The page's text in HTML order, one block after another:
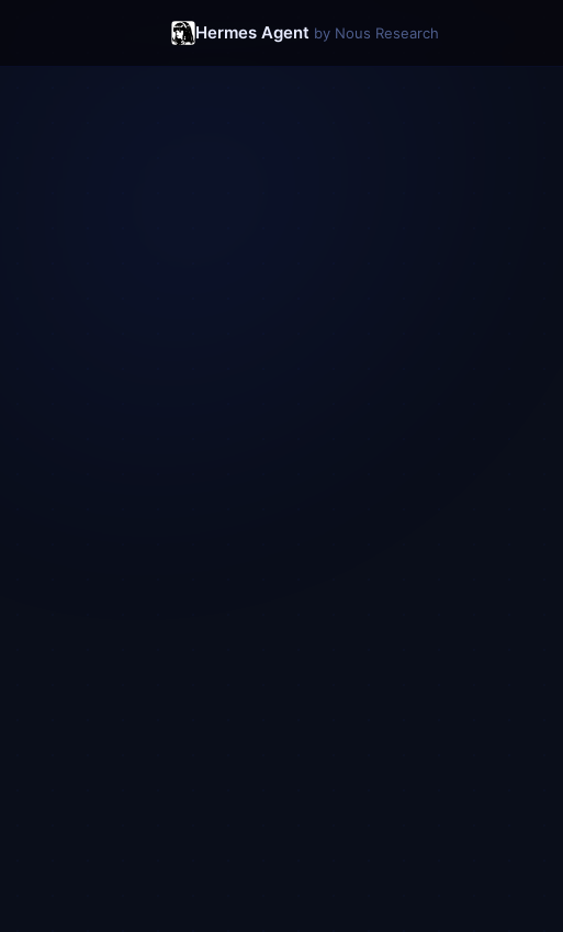
Hermes Agent by Nous Research